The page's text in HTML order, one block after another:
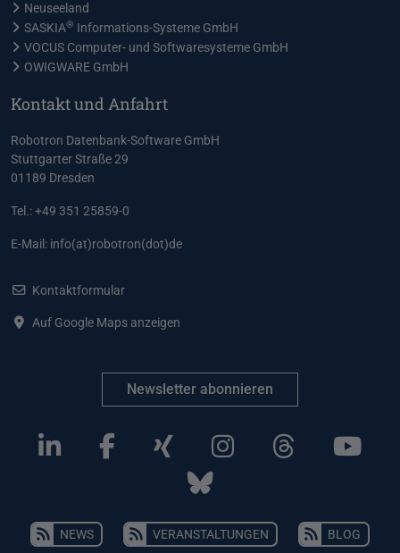
Neuseeland
SASKIA® Informations-Systeme GmbH
VOCUS Computer- und Softwaresysteme GmbH
OWIGWARE GmbH
Kontakt und Anfahrt
Robotron Datenbank-Software GmbH
Stuttgarter Straße 29
01189 Dresden
Tel.: +49 351 25859-0
E-Mail: info(at)robotron(dot)de
Kontaktformular
Auf Google Maps anzeigen
Newsletter abonnieren
NEWS VERANSTALTUNGEN BLOG